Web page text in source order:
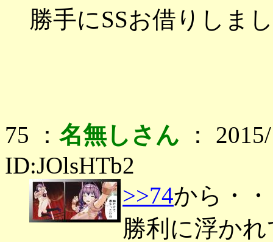
勝手にSSお借りしま
75 ： 名無しさん ：
ID:JOlsHTb2
>>74から・
勝利に浮か